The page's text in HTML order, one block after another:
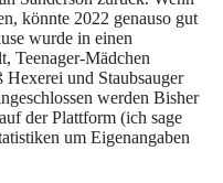
könnte 2022 genauso gut
wurde in einen
Teenager-Mädchen
und Staubsauger
werden Bisher
der Plattform (ich sage
um Eigenangaben